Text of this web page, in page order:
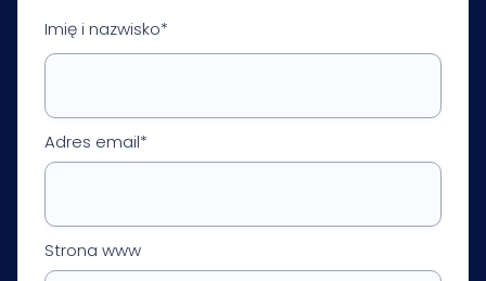
Imię i nazwisko*
Adres email*
Strona www